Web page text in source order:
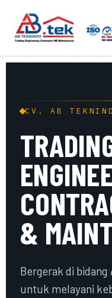
content
CV. AB
&
Bergerak di bidang
untuk melayani